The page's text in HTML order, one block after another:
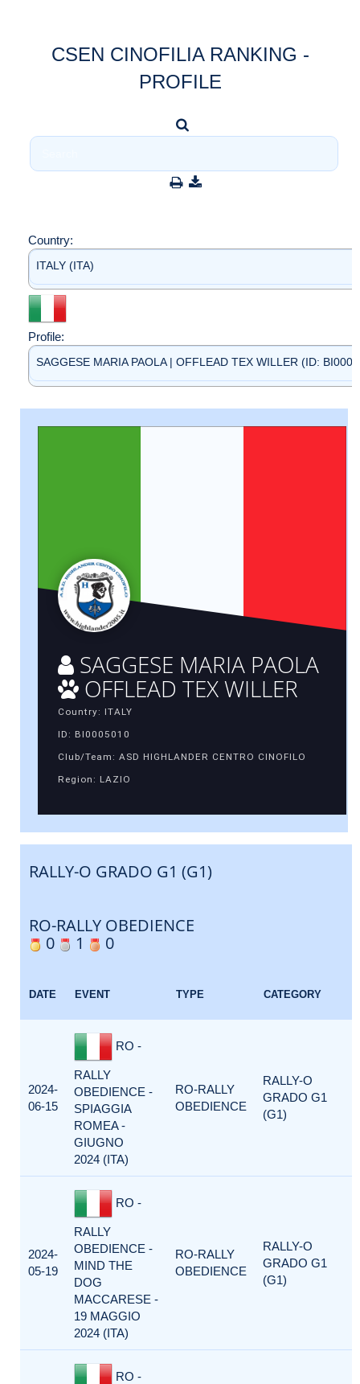
CSEN CINOFILIA RANKING -
PROFILE
Country:
ITALY (ITA)
Profile:
SAGGESE MARIA PAOLA | OFFLEAD TEX WILLER (ID:
SAGGESE MARIA PAOLA
OFFLEAD TEX WILLER
Country: ITALY
ID: BI0005010
Club/Team: ASD HIGHLANDER CENTRO CINOFILO
Region: LAZIO
RALLY-O GRADO G1 (G1)
RO-RALLY OBEDIENCE
0
1 0
DATE EVENT TYPE CATEGORY
2024-
06-15
RO -
RALLY
OBEDIENCE -
SPIAGGIA
ROMEA -
GIUGNO
2024 (ITA)
RO-RALLY
OBEDIENCE
RALLY-O
GRADO G1
(G1)
2024-
05-19
RO -
RALLY
OBEDIENCE -
MIND THE
DOG
MACCARESE -
19 MAGGIO
2024 (ITA)
RO-RALLY
OBEDIENCE
RALLY-O
GRADO G1
(G1)
RO -